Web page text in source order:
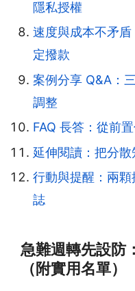
隱私授權
速度與成本不矛
定撥款
案例分享 Q&A：
調整
FAQ 長答：從前
延伸閱讀：把分
行動與提醒：兩
誌
急難週轉先設防
（附實用名單）